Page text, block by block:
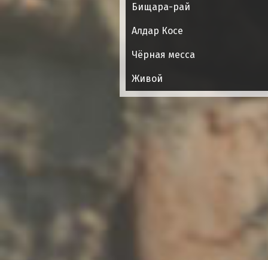
Бищара-рай
Алдар Косе
Чёрная месса
Живой